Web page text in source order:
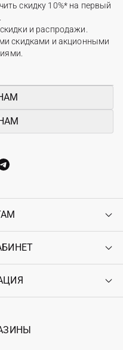
скидку 10%* на первый
и распродажи.
скидками и акционными